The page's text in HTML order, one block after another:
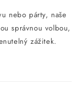
nebo párty, naše
správnou volbou,
zážitek.